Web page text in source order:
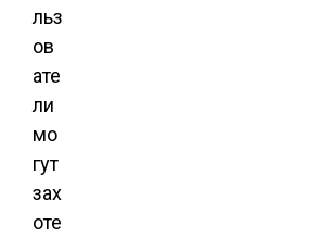
льз
ов
ате
ли
мо
гут
зах
оте